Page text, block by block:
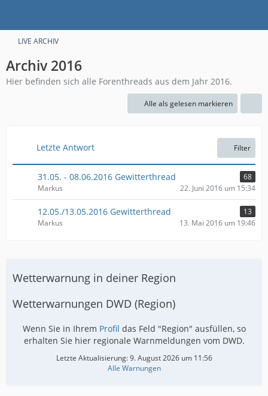
LIVE ARCHIV
Archiv 2016
Hier befinden sich alle Forenthreads aus dem Jahr 2016.
Alle als gelesen markieren
Letzte Antwort Filter
31.05. - 08.06.2016 Gewitterthread
68
Markus
22. Juni 2016 um 15:34
12.05./13.05.2016 Gewitterthread
13
Markus
13. Mai 2016 um 19:46
Wetterwarnung in deiner Region
Wetterwarnungen DWD (Region)
Wenn Sie in Ihrem Profil das Feld "Region" ausfüllen, so
erhalten Sie hier regionale Warnmeldungen vom DWD.
Letzte Aktualisierung:9. August 2026 um 11:56
Alle Warnungen